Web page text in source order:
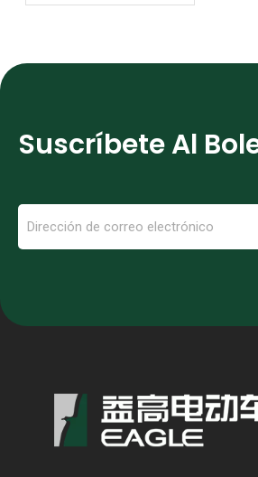
la cumbre BRICS
Suscríbete Al